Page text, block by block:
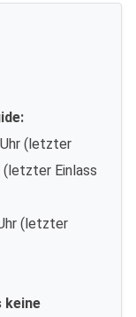
(letzter
(letzter Einlass
(letzter
keine